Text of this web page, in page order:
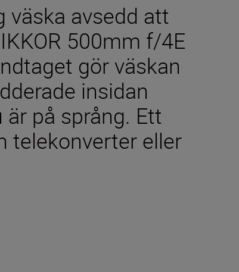
väska avsedd att
500mm f/4E
gör väskan
insidan
på språng. Ett
telekonverter eller